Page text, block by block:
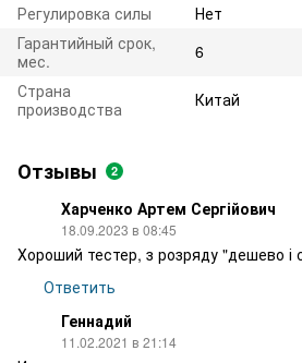
Регулировка силы
Нет
Гарантийный срок,
мес.
6
Страна
производства
Китай
Отзывы 2
Харченко Артем Сергійович
18.09.2023 в 08:45
Хороший тестер, з розряду "дешево і
Ответить
Геннадий
11.02.2021 в 21:14